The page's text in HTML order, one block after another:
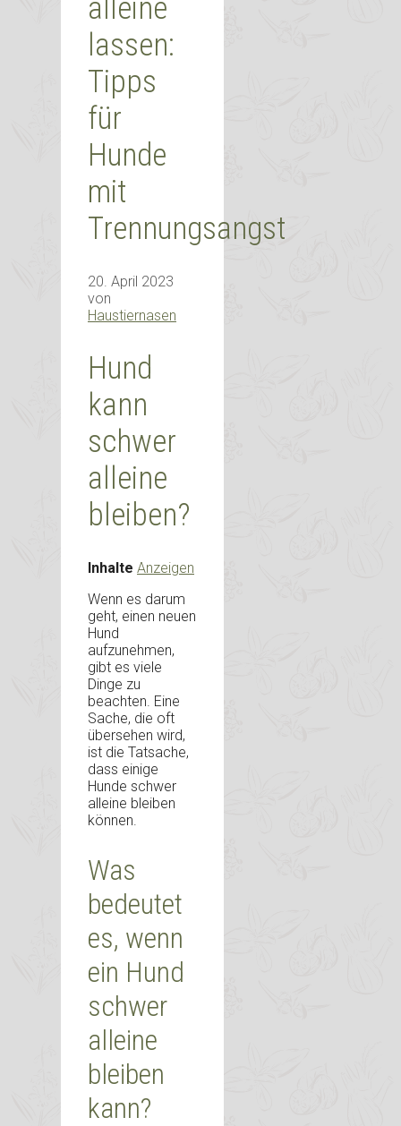
alleine
lassen:
Tipps
für
Hunde
mit
Trennungsangst
20. April 2023
von
Haustiernasen
Hund
kann
schwer
alleine
bleiben?
Inhalte Anzeigen
Wenn es darum
geht, einen neuen
Hund
aufzunehmen,
gibt es viele
Dinge zu
beachten. Eine
Sache, die oft
übersehen wird,
ist die Tatsache,
dass einige
Hunde schwer
alleine bleiben
können.
Was
bedeutet
es, wenn
ein Hund
schwer
alleine
bleiben
kann?